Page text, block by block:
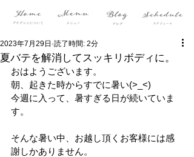
夏バテを解消してスッキリボディに。
2023年7月29日 読了時間: 2分
おはようございます。
朝、起きた時からすでに暑い(>_<)
今週に入って、暑すぎる日が続いていま
す。
そんな暑い中、お越し頂くお客様には感
謝しかありません。